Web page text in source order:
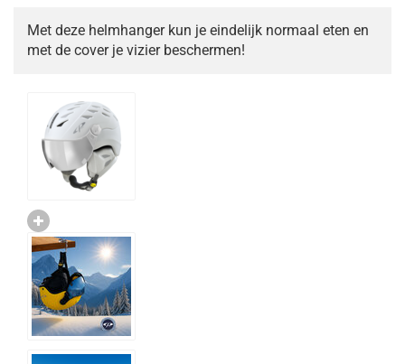
Met deze helmhanger kun je eindelijk normaal eten en
met de cover je vizier beschermen!